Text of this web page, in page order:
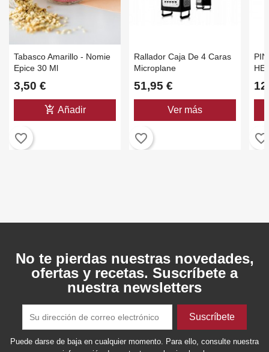
Crear lista de deseos
Iniciar sesión
Tabasco Amarillo - Nomie
Epice 30 Ml
3,50 €
add_shopping_cart Añadir
favorite_border
Rallador Caja De 4 Caras
Microplane
51,95 €
Ver más
favorite_border favorite_border
No te pierdas nuestras novedades,
ofertas y recetas. Suscríbete a
nuestra newsletters
Puede darse de baja en cualquier momento. Para ello, consulte nuestra